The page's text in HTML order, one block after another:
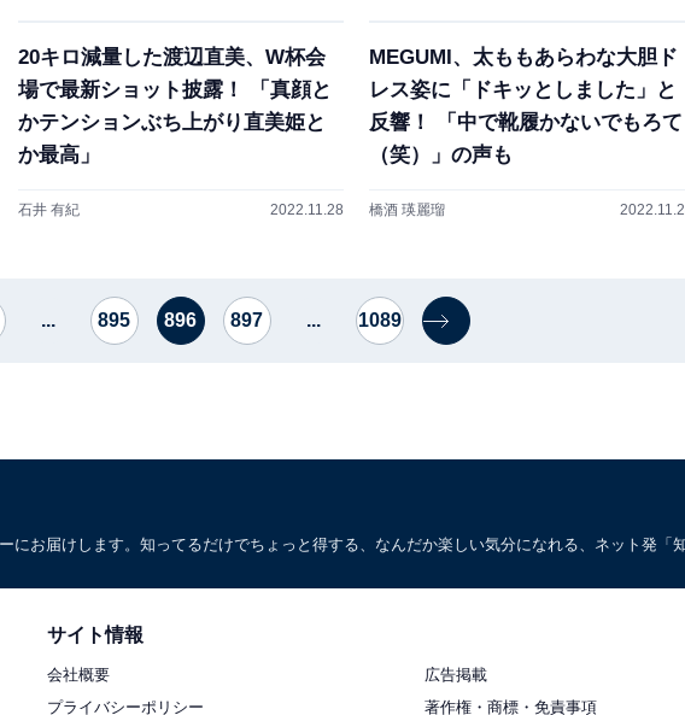
20キロ減量した渡辺直美、W杯会
場で最新ショット披露！ 「真顔と
かテンションぶち上がり直美姫と
か最高」
石井 有紀 2022.11.28
MEGUMI、太ももあらわな大胆ド
レス姿に「ドキッとしました」と
反響！ 「中で靴履かないでもろて
（笑）」の声も
橋酒 瑛麗瑠
... 895 896 897 ... 1089
にお届けします。知ってるだけでちょっと得する、なんだか楽しい気分になれる、ネット発「
サイト情報
会社概要
広告掲載
プライバシーポリシー
著作権・商標・免責事項